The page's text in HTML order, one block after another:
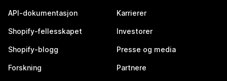
API-dokumentasjon
Shopify-fellesskapet
Shopify-blogg
Forskning
Karrierer
Investorer
Presse og media
Partnere